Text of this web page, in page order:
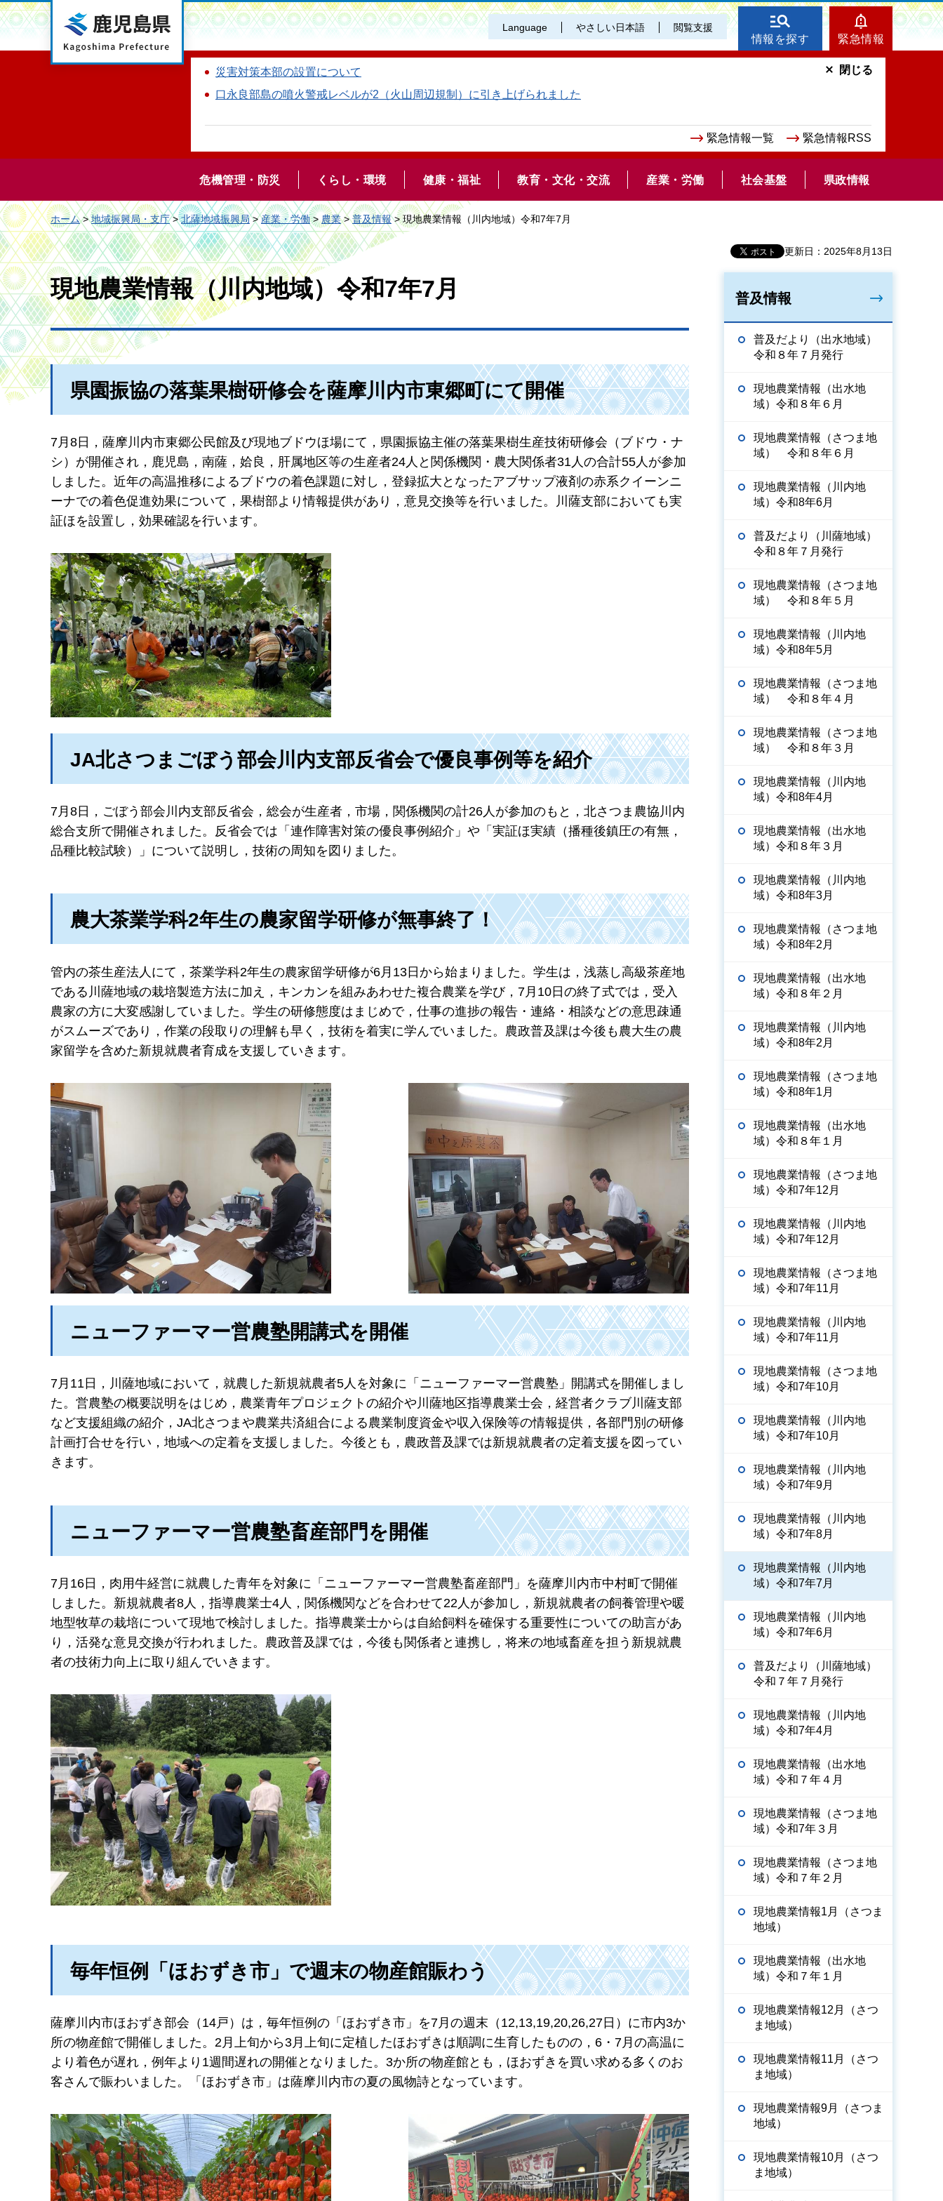
鹿児島県 Language やさしい日本語 閲覧支援
情報を探す 緊急情報
災害対策本部の設置について
口永良部島の噴火警戒レベルが2（火山周辺規制）に引き上げられました
緊急情報一覧 緊急情報RSS
閉じる
危機管理・防災 くらし・環境 健康・福祉 教育・文化・交流 産業・労働 社会基盤 県政情報
ホーム>地域振興局・支庁>北薩地域振興局>産業・労働>農業>普及情報> 現地農業情報（川内地域）令和7年7月
更新日：2025年8月13日
現地農業情報（川内地域）令和7年7月
県園振協の落葉果樹研修会を薩摩川内市東郷町にて開催
7月8日，薩摩川内市東郷公民館及び現地ブドウほ場にて，県園振協主催の落葉果樹生産技術研修会（ブドウ・ナ
シ）が開催され，鹿児島，南薩，姶良，肝属地区等の生産者24人と関係機関・農大関係者31人の合計55人が参加
しました。近年の高温推移によるブドウの着色課題に対し，登録拡大となったアブサップ液剤の赤系クイーンニ
ーナでの着色促進効果について，果樹部より情報提供があり，意見交換等を行いました。川薩支部においても実
証ほを設置し，効果確認を行います。
JA北さつまごぼう部会川内支部反省会で優良事例等を紹介
7月8日，ごぼう部会川内支部反省会，総会が生産者，市場，関係機関の計26人が参加のもと，北さつま農協川内
総合支所で開催されました。反省会では「連作障害対策の優良事例紹介」や「実証ほ実績（播種後鎮圧の有無，
品種比較試験）」について説明し，技術の周知を図りました。
農大茶業学科2年生の農家留学研修が無事終了！
管内の茶生産法人にて，茶業学科2年生の農家留学研修が6月13日から始まりました。学生は，浅蒸し高級茶産地
である川薩地域の栽培製造方法に加え，キンカンを組みあわせた複合農業を学び，7月10日の終了式では，受入
農家の方に大変感謝していました。学生の研修態度はまじめで，仕事の進捗の報告・連絡・相談などの意思疎通
がスムーズであり，作業の段取りの理解も早く，技術を着実に学んでいました。農政普及課は今後も農大生の農
家留学を含めた新規就農者育成を支援していきます。
ニューファーマー営農塾開講式を開催
7月11日，川薩地域において，就農した新規就農者5人を対象に「ニューファーマー営農塾」開講式を開催しまし
た。営農塾の概要説明をはじめ，農業青年プロジェクトの紹介や川薩地区指導農業士会，経営者クラブ川薩支部
など支援組織の紹介，JA北さつまや農業共済組合による農業制度資金や収入保険等の情報提供，各部門別の研修
計画打合せを行い，地域への定着を支援しました。今後とも，農政普及課では新規就農者の定着支援を図ってい
きます。
ニューファーマー営農塾畜産部門を開催
7月16日，肉用牛経営に就農した青年を対象に「ニューファーマー営農塾畜産部門」を薩摩川内市中村町で開催
しました。新規就農者8人，指導農業士4人，関係機関などを合わせて22人が参加し，新規就農者の飼養管理や暖
地型牧草の栽培について現地で検討しました。指導農業士からは自給飼料を確保する重要性についての助言があ
り，活発な意見交換が行われました。農政普及課では，今後も関係者と連携し，将来の地域畜産を担う新規就農
者の技術力向上に取り組んでいきます。
毎年恒例「ほおずき市」で週末の物産館賑わう
薩摩川内市ほおずき部会（14戸）は，毎年恒例の「ほおずき市」を7月の週末（12,13,19,20,26,27日）に市内3か
所の物産館で開催しました。2月上旬から3月上旬に定植したほおずきは順調に生育したものの，6・7月の高温に
より着色が遅れ，例年より1週間遅れの開催となりました。3か所の物産館とも，ほおずきを買い求める多くのお
客さんで賑わいました。「ほおずき市」は薩摩川内市の夏の風物詩となっています。
普及情報
普及だより（出水地域）
令和８年７月発行
現地農業情報（出水地
域）令和８年６月
現地農業情報（さつま地
域） 令和８年６月
現地農業情報（川内地
域）令和8年6月
普及だより（川薩地域）
令和８年７月発行
現地農業情報（さつま地
域） 令和８年５月
現地農業情報（川内地
域）令和8年5月
現地農業情報（さつま地
域） 令和８年４月
現地農業情報（さつま地
域） 令和８年３月
現地農業情報（川内地
域）令和8年4月
現地農業情報（出水地
域）令和８年３月
現地農業情報（川内地
域）令和8年3月
現地農業情報（さつま地
域）令和8年2月
現地農業情報（出水地
域）令和８年２月
現地農業情報（川内地
域）令和8年2月
現地農業情報（さつま地
域）令和8年1月
現地農業情報（出水地
域）令和８年１月
現地農業情報（さつま地
域）令和7年12月
現地農業情報（川内地
域）令和7年12月
現地農業情報（さつま地
域）令和7年11月
現地農業情報（川内地
域）令和7年11月
現地農業情報（さつま地
域）令和7年10月
現地農業情報（川内地
域）令和7年10月
現地農業情報（川内地
域）令和7年9月
現地農業情報（川内地
域）令和7年8月
現地農業情報（川内地
域）令和7年7月
現地農業情報（川内地
域）令和7年6月
普及だより（川薩地域）
令和７年７月発行
現地農業情報（川内地
域）令和7年4月
現地農業情報（出水地
域）令和７年４月
現地農業情報（さつま地
域）令和7年３月
現地農業情報（さつま地
域）令和７年２月
現地農業情報1月（さつま
地域）
現地農業情報（出水地
域）令和７年１月
現地農業情報12月（さつ
ま地域）
現地農業情報11月（さつ
ま地域）
現地農業情報9月（さつま
地域）
現地農業情報10月（さつ
ま地域）